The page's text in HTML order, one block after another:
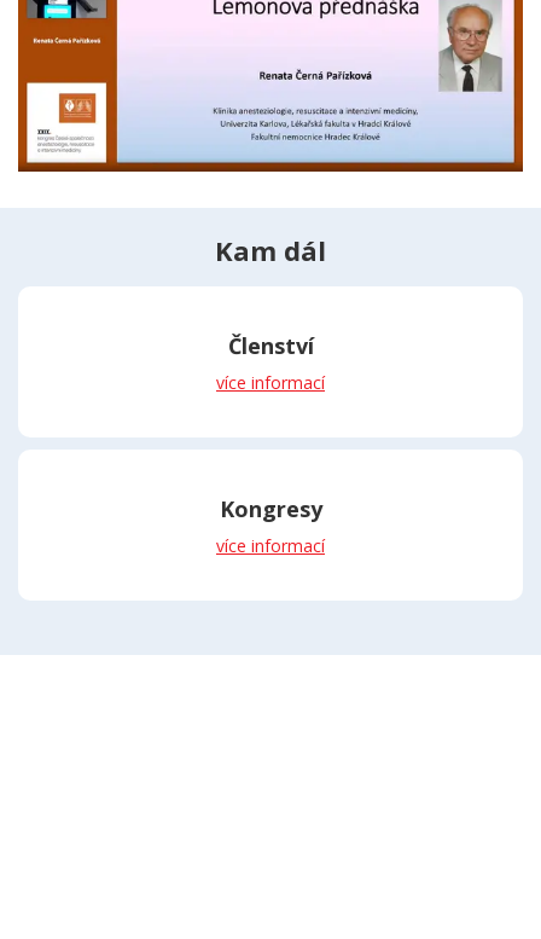
Kam dál
Členství
více informací
Kongresy
více informací